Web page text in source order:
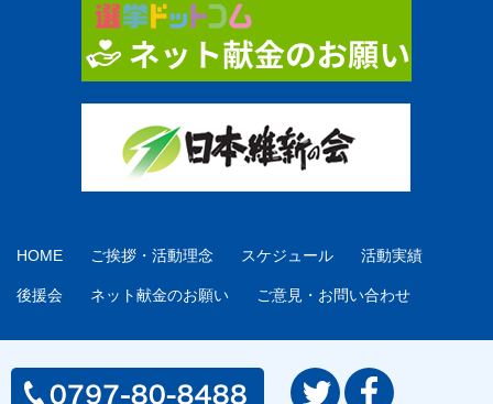
HOME ご挨拶・活動理念 スケジュール 活動実績
後援会 ネット献金のお願い ご意見・お問い合わせ